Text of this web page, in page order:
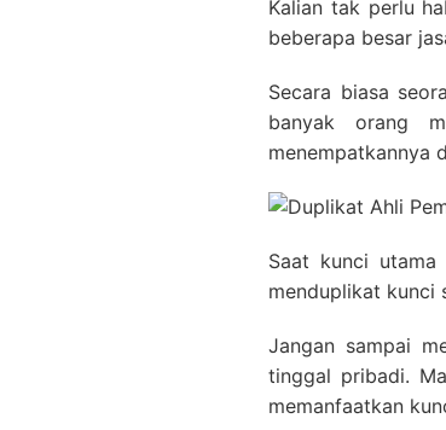
Kalian tak perlu
beberapa besar
Secara biasa
banyak orang
menempatkannya
Saat kunci utama
menduplikat kunci
Jangan sampai
tinggal pribadi.
memanfaatkan